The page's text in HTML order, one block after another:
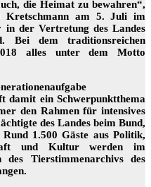
die Heimat zu bewahren“,
Kretschmann am 5. Juli im
der Vertretung des Landes
Bei dem traditionsreichen
alles unter dem Motto
damit ein Schwerpunktthema
den Rahmen für intensives
des Landes beim Bund,
1.500 Gäste aus Politik,
und Kultur werden im
Tierstimmenarchivs des